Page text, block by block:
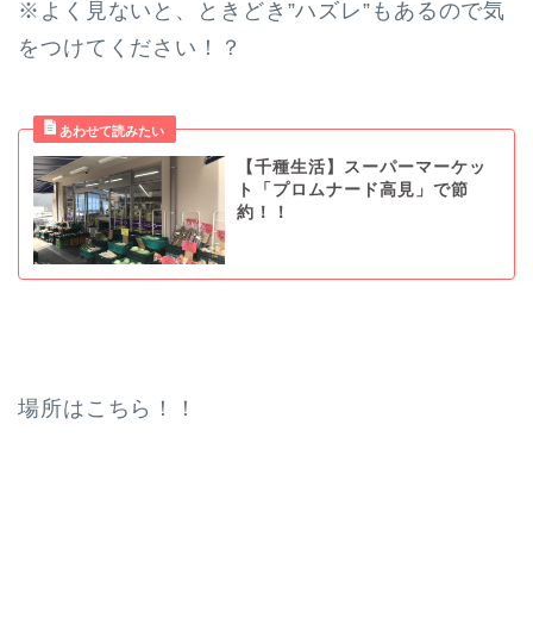
※よく見ないと、ときどき”ハズレ”もあるので気
をつけてください！？
【千種生活】スーパーマーケッ
ト「プロムナード高見」で節
約！！
場所はこちら！！